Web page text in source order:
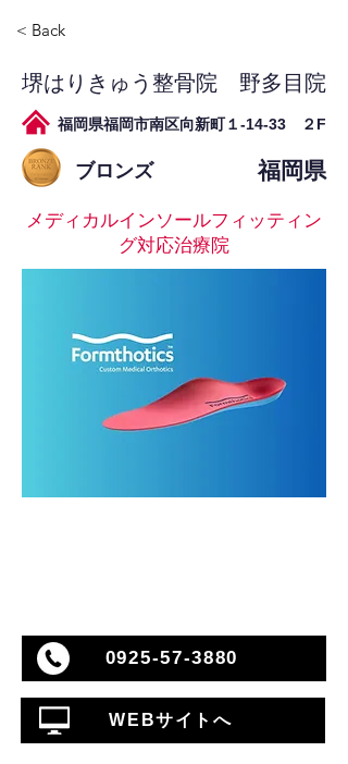
< Back
堺はりきゅう整骨院 野多目院
福岡県福岡市南区向新町１-14-33 ２F
ブロンズ 福岡県
メディカルインソールフィッティン
グ対応治療院
0925-57-3880
WEBサイトへ